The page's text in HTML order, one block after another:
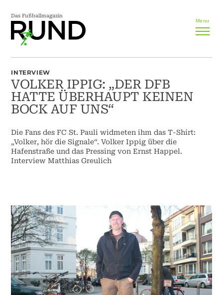
Das Fußballmagazin
Menu
INTERVIEW
VOLKER IPPIG: „DER DFB
HATTE ÜBERHAUPT KEINEN
BOCK AUF UNS“
Die Fans des FC St. Pauli widmeten ihm das T-Shirt:
„Volker, hör die Signale“. Volker Ippig über die
Hafenstraße und das Pressing von Ernst Happel.
Interview Matthias Greulich